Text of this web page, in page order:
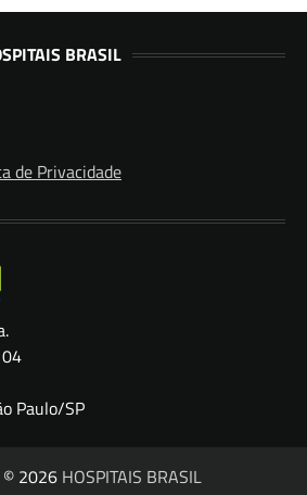
BRASIL
de Privacidade
Paulo/SP
© 2026 HOSPITAIS BRASIL